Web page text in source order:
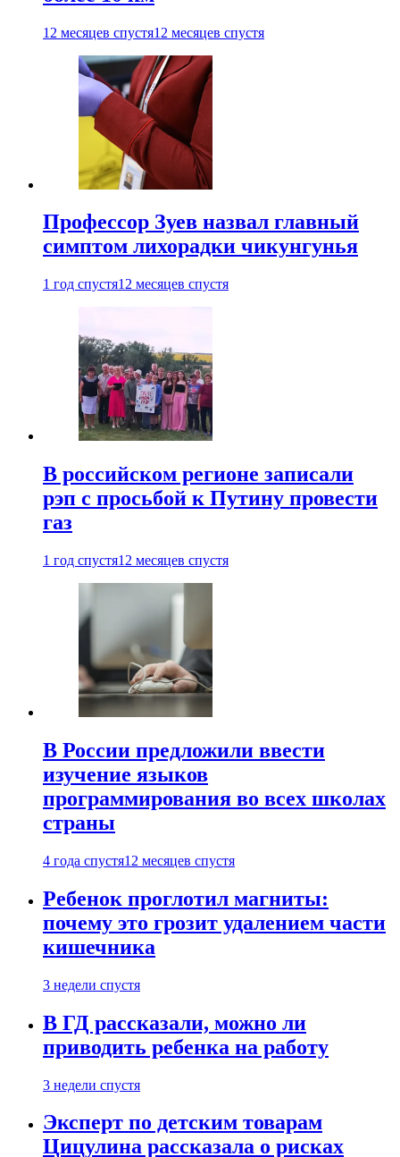
12 месяцев спустя12 месяцев спустя
Профессор Зуев назвал главный
симптом лихорадки чикунгунья
1 год спустя12 месяцев спустя
В российском регионе записали
рэп с просьбой к Путину провести
газ
1 год спустя12 месяцев спустя
В России предложили ввести
изучение языков
программирования во всех школах
страны
4 года спустя12 месяцев спустя
Ребенок проглотил магниты:
почему это грозит удалением части
кишечника
3 недели спустя
В ГД рассказали, можно ли
приводить ребенка на работу
3 недели спустя
Эксперт по детским товарам
Цицулина рассказала о рисках